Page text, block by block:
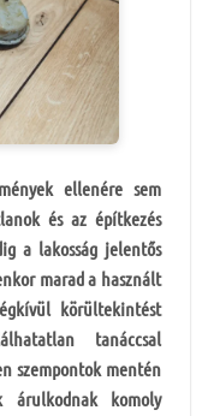
ellenére sem
és az építkezés
a lakosság jelentős
marad a használt
körültekintést
tanáccsal
szempontok mentén
árulkodnak komoly